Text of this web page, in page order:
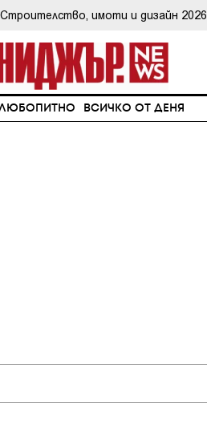
Строителство, имоти и дизайн 2026
ВСИЧКО ОТ ДЕНЯ